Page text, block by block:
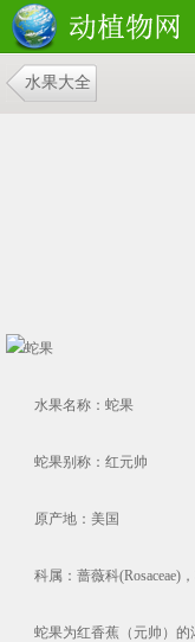
水果大全
水果名称：蛇果
蛇果别称：红元帅
原产地：美国
科属：蔷薇科(Rosaceae)，
蛇果为红香蕉（元帅）的